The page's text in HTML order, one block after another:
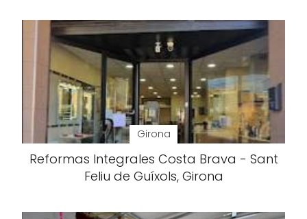
Girona
Reformas Integrales Costa Brava - Sant
Feliu de Guíxols, Girona